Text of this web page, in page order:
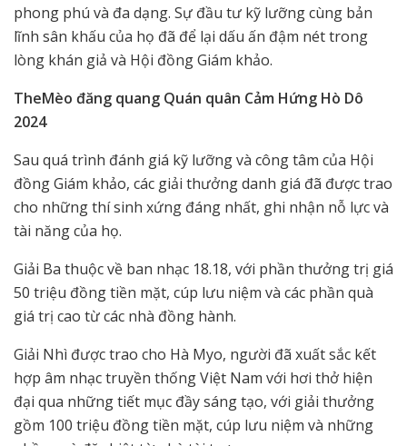
phong phú và đa dạng. Sự đầu tư kỹ lưỡng cùng bản
lĩnh sân khấu của họ đã để lại dấu ấn đậm nét trong
lòng khán giả và Hội đồng Giám khảo.
TheMèo đăng quang Quán quân Cảm Hứng Hò Dô
2024
Sau quá trình đánh giá kỹ lưỡng và công tâm của Hội
đồng Giám khảo, các giải thưởng danh giá đã được trao
cho những thí sinh xứng đáng nhất, ghi nhận nỗ lực và
tài năng của họ.
Giải Ba thuộc về ban nhạc 18.18, với phần thưởng trị giá
50 triệu đồng tiền mặt, cúp lưu niệm và các phần quà
giá trị cao từ các nhà đồng hành.
Giải Nhì được trao cho Hà Myo, người đã xuất sắc kết
hợp âm nhạc truyền thống Việt Nam với hơi thở hiện
đại qua những tiết mục đầy sáng tạo, với giải thưởng
gồm 100 triệu đồng tiền mặt, cúp lưu niệm và những